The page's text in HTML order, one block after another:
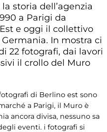
storia dell’agenzia
a Parigi da
e oggi il collettivo
In mostra ci
22 fotografi, dai lavori
il crollo del Muro
di Berlino est sono
a Parigi, il Muro è
ancora divisa, nessuno sa
eventi. i fotografi si